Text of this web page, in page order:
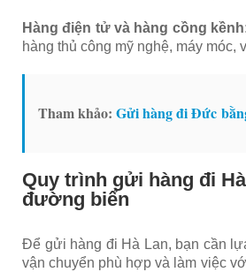
Hàng điện tử và hàng cồng
hàng thủ công mỹ nghệ, máy móc,
Tham khảo: Gửi hàng đi Đức
Quy trình gửi hàng đi
đường biển
Để gửi hàng đi Hà Lan, bạn cần
vận chuyển phù hợp và làm việc